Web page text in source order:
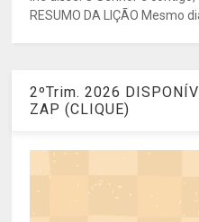
RESUMO DA LIÇÃO Mesmo
2ºTrim. 2026
ZAP (CLIQUE)